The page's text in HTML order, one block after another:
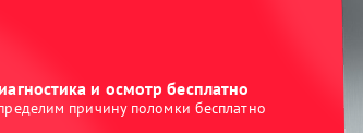
и осмотр бесплатно
причину поломки бесплатно